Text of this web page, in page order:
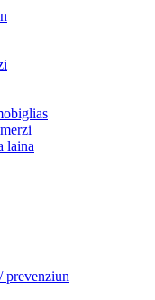
laina
prevenziun